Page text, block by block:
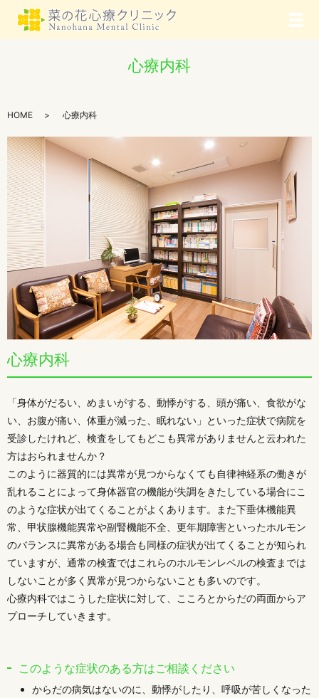
メ
心療内科
HOME 心療内科
心療内科
「身体がだるい、めまいがする、動悸がする、頭が痛い、食欲がな
い、お腹が痛い、体重が減った、眠れない」といった症状で病院を
受診したけれど、検査をしてもどこも異常がありませんと云われた
方はおられませんか？
このように器質的には異常が見つからなくても自律神経系の働きが
乱れることによって身体器官の機能が失調をきたしている場合にこ
のような症状が出てくることがよくあります。また下垂体機能異
常、甲状腺機能異常や副腎機能不全、更年期障害といったホルモン
のバランスに異常がある場合も同様の症状が出てくることが知られ
ていますが、通常の検査ではこれらのホルモンレベルの検査までは
しないことが多く異常が見つからないことも多いのです。
心療内科ではこうした症状に対して、こころとからだの両面からア
プローチしていきます。
このような症状のある方はご相談ください
からだの病気はないのに、動悸がしたり、呼吸が苦しくなった